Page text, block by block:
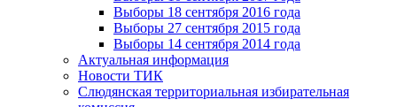
Выборы 18 сентября 2016 года
Выборы 27 сентября 2015 года
Выборы 14 сентября 2014 года
Актуальная информация
Новости ТИК
Слюдянская территориальная избирательная